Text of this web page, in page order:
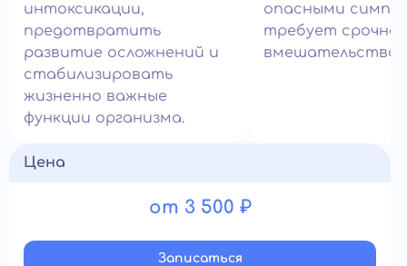
интоксикации,
предотвратить
развитие осложнений и
стабилизировать
жизненно важные
функции организма.
опасными
требует
вмешательства
Цена
от 3 500 ₽
Записатьcя